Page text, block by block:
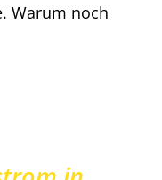
Warum noch